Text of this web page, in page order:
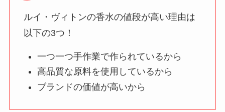
を紹介！
い理由は？なぜ人
気？安く買う方法も
解説！
ルイ・ヴィトンの香水の値段が高い理由は
以下の3つ！
一つ一つ手作業で作られているから
高品質な原料を使用しているから
ブランドの価値が高いから